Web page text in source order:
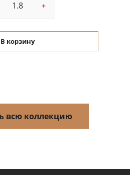
+
В корзину
всю коллекцию